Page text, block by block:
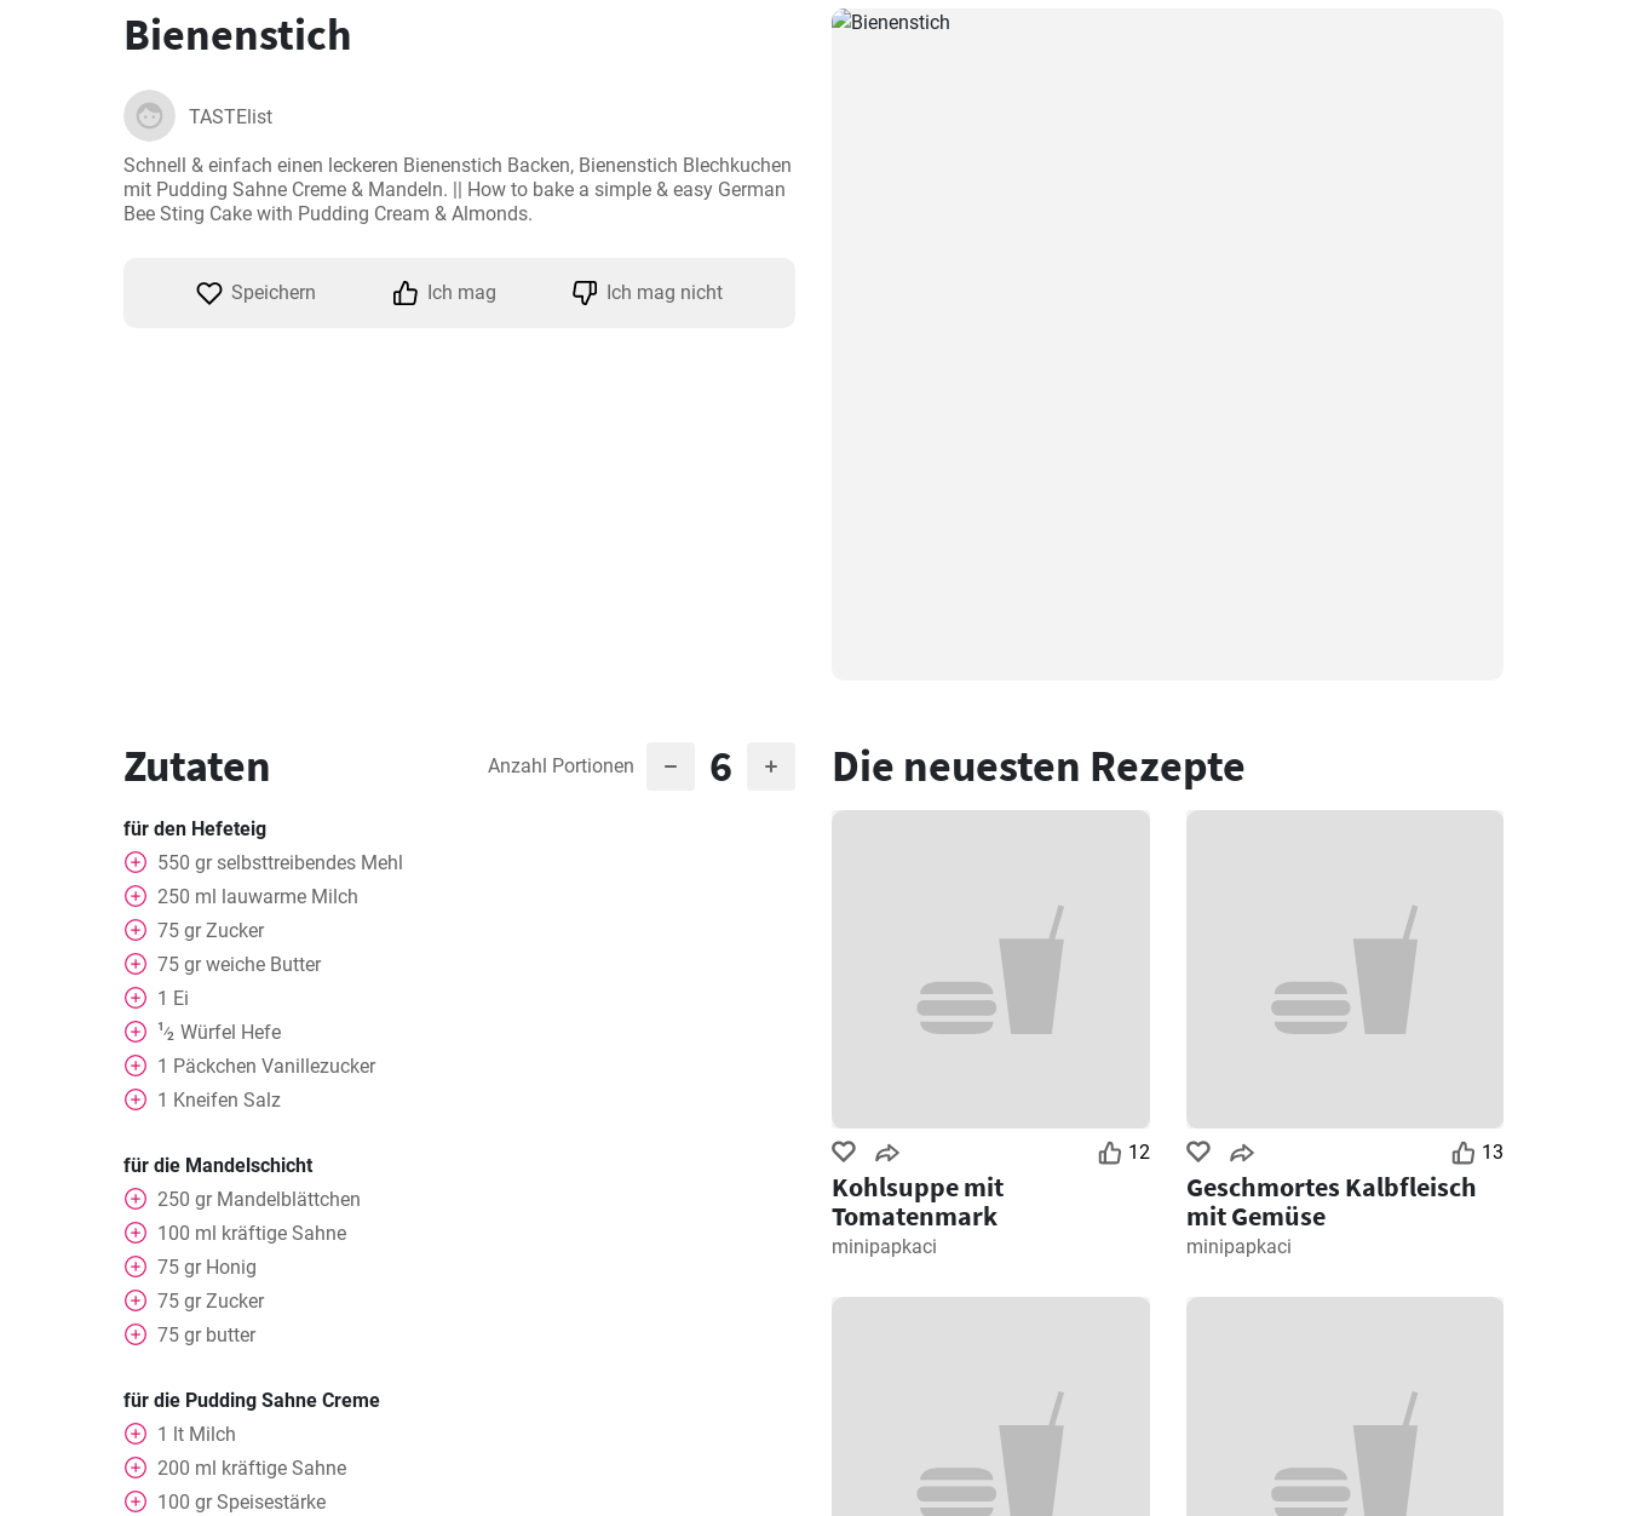
Bienenstich
TASTElist
Schnell & einfach einen leckeren Bienenstich Backen, Bienenstich Blechkuchen
mit Pudding Sahne Creme & Mandeln. || How to bake a simple & easy German
Bee Sting Cake with Pudding Cream & Almonds.
Speichern Ich mag Ich mag nicht
Zutaten Anzahl Portionen 6
für den Hefeteig
550 gr selbsttreibendes Mehl
250 ml lauwarme Milch
75 gr Zucker
75 gr weiche Butter
1 Ei
1⁄2 Würfel Hefe
1 Päckchen Vanillezucker
1 Kneifen Salz
für die Mandelschicht
250 gr Mandelblättchen
100 ml kräftige Sahne
75 gr Honig
75 gr Zucker
75 gr butter
für die Pudding Sahne Creme
1 lt Milch
200 ml kräftige Sahne
100 gr Speisestärke
Die neuesten Rezepte
12
Kohlsuppe mit
Tomatenmark
minipapkaci
13
Geschmortes Kalbfleisch
mit Gemüse
minipapkaci